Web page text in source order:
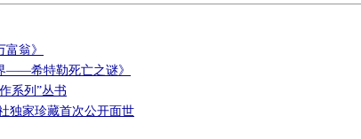
翁》
——希特勒死亡之谜》
系列”丛书
独家珍藏首次公开面世